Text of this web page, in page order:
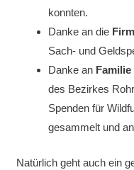
konnten.
Danke an die
Sach- und
Danke an
des Bezirkes
Spenden für
gesammelt und
Natürlich geht auch ein